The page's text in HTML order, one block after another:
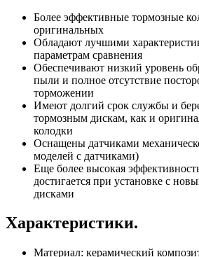
Более эффективные тормозные
оригинальных
Обладают лучшими
параметрам сравнения
Обеспечивают низкий уровень
пыли и полное отсутствие
торможении
Имеют долгий срок службы и
тормозным дискам, как и
колодки
Оснащены датчиками
моделей с датчиками)
Еще более высокая
достигается при установке с
дисками
Характеристики.
Материал: керамический